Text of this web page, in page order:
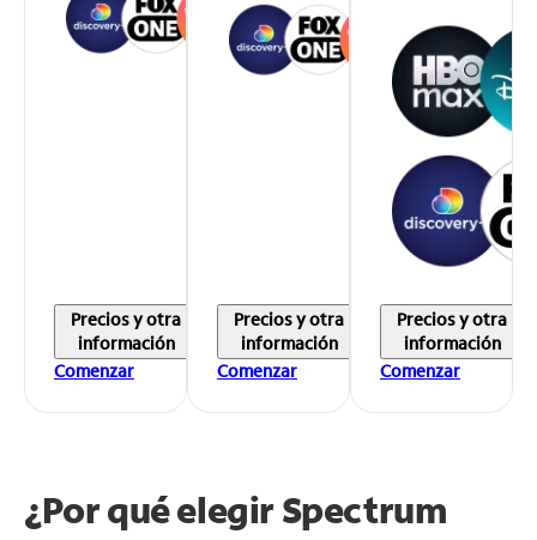
Precios y otra
información
Comenzar
Precios y otra
información
Comenzar
Precios y otra
información
Comenzar
¿Por qué elegir Spectrum